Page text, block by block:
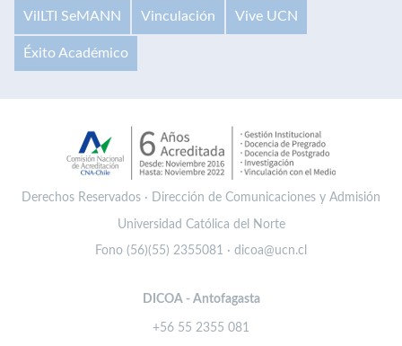
VilLTI SeMANN Vinculación Vive UCN
Éxito Académico
Derechos Reservados · Dirección de Comunicaciones y Admisión
Universidad Católica del Norte
Fono (56)(55) 2355081 · dicoa@ucn.cl
DICOA - Antofagasta
+56 55 2355 081